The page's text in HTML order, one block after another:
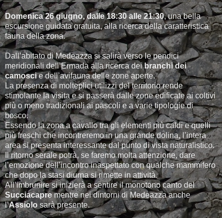
Domenica 26 giugno, dalle 18:30 alle 21:30, una bella
escursione guidata gratuita, alla ricerca della caratteristica
fauna della zona.
Dall’abitato di Medeazza si salirà verso le pendici
meridionali dell’Ermada alla ricerca deibranchi dei
camoscie dell’avifauna delle zone aperte.
La presenza di molteplici utilizzi del territorio rende
stimolante la visita e si passerà dalle zone edificate ai coltivi
più o meno tradizionali ai pascoli e a varie tipologie di
bosco.
Essendo la zona a cavallo tra gli elementi più caldi e quelli
più freschi che incontreremo in una grande dolina, l’intera
area si presenta interessante dal punto di vista naturalistico.
Il ritorno serale potrà, se faremo molta attenzione, dare
l’emozione dell’incontro inaspettato con qualche mammifero
che dopo la stasi diurna si rimette in attività.
All’imbrunire si inizierà a sentire il monotono canto del
Succiacaprementre nei dintorni di Medeazza anche
l’Assiolo sarà presente.